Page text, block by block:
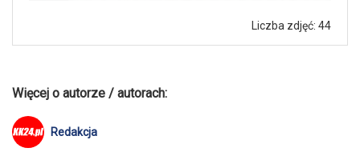
Liczba zdjęć: 44
Więcej o autorze / autorach:
Redakcja